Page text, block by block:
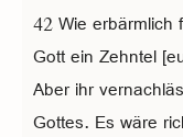
42 Wie
Gott ein Zehntel
Aber ihr
Gottes. Es wäre